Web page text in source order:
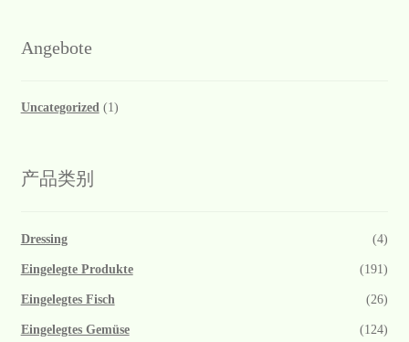
Angebote
Uncategorized(1)
产品类别
Dressing (4)
Eingelegte Produkte (191)
Eingelegtes Fisch (26)
Eingelegtes Gemüse (124)